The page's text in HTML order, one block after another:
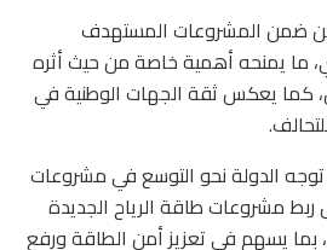
ضمن المشروعات المستهدف
ما يمنحه أهمية خاصة من حيث أثره
كما يعكس ثقة الجهات الوطنية في
الدولة نحو التوسع في مشروعات
مشروعات طاقة الرياح الجديدة
بما يسهم في تعزيز أمن الطاقة ورفع